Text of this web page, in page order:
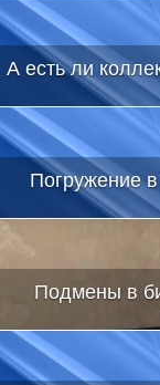
А есть ли
Погружение
Подмены в